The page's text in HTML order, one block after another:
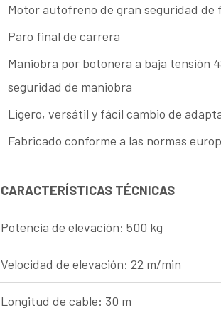
Motor autofreno de gran seguridad de
Paro final de carrera
Maniobra por botonera a baja tensión
seguridad de maniobra
Ligero, versátil y fácil cambio de
Fabricado conforme a las normas
CARACTERÍSTICAS TÉCNICAS
Potencia de elevación: 500 kg
Velocidad de elevación: 22 m/min
Longitud de cable: 30 m